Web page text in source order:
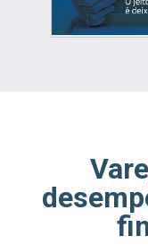
INDICADORES
FEIRAS